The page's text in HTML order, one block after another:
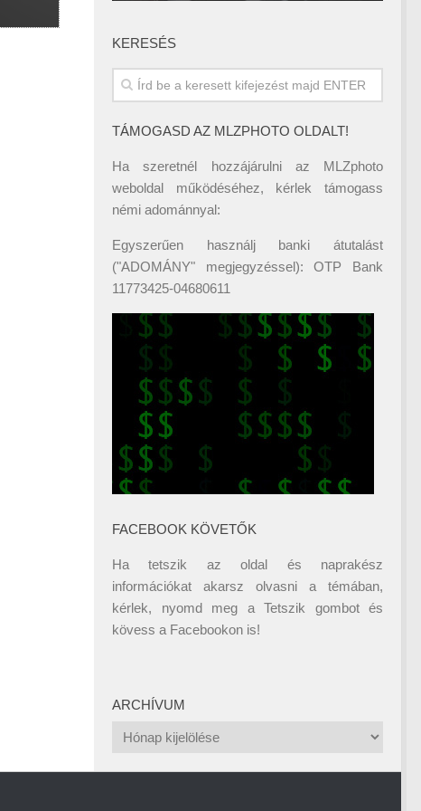
KERESÉS
TÁMOGASD AZ MLZPHOTO OLDALT!
Ha szeretnél hozzájárulni az MLZphoto
weboldal működéséhez, kérlek támogass
némi adománnyal:
Egyszerűen használj banki átutalást
("ADOMÁNY" megjegyzéssel): OTP Bank
11773425-04680611
FACEBOOK KÖVETŐK
Ha tetszik az oldal és naprakész
információkat akarsz olvasni a témában,
kérlek, nyomd meg a Tetszik gombot és
kövess a Facebookon is!
ARCHÍVUM
Archívum